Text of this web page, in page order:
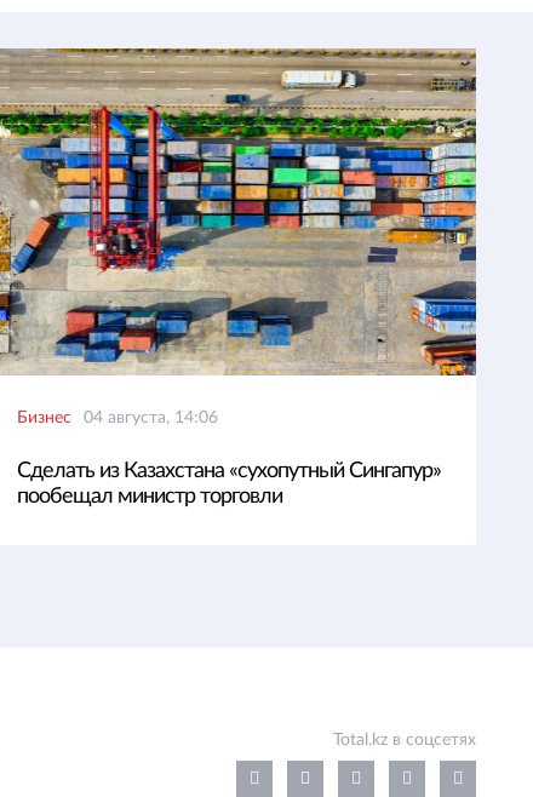
Бизнес 04 августа, 14:06
Сделать из Казахстана «сухопутный Сингапур»
пообещал министр торговли
Total.kz в соцсетях